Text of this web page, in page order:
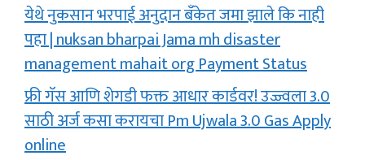
येथे नुकसान भरपाई अनुदान बँकेत जमा झाले कि नाही
पहा | nuksan bharpai Jama mh disaster
management mahait org Payment Status
फ्री गॅस आणि शेगडी फक्त आधार कार्डवर! उज्ज्वला 3.0
साठी अर्ज कसा करायचा Pm Ujwala 3.0 Gas Apply
online